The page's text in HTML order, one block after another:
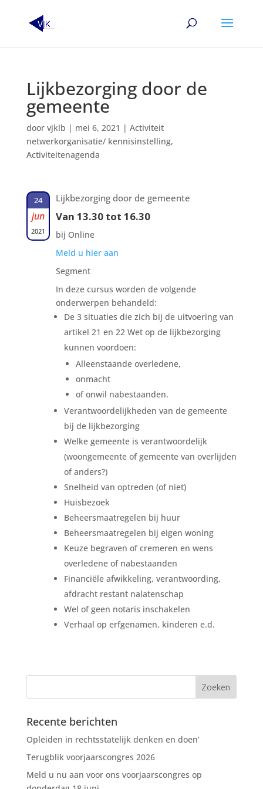
Lijkbezorging door de
gemeente
door vjklb | mei 6, 2021 | Activiteit
netwerkorganisatie/ kennisinstelling,
Activiteitenagenda
24
jun
2021
Lijkbezorging door de gemeente
Van 13.30 tot 16.30
bij Online
Meld u hier aan
Segment
In deze cursus worden de volgende
onderwerpen behandeld:
De 3 situaties die zich bij de uitvoering van
artikel 21 en 22 Wet op de lijkbezorging
kunnen voordoen:
Alleenstaande overledene,
onmacht
of onwil nabestaanden.
Verantwoordelijkheden van de gemeente
bij de lijkbezorging
Welke gemeente is verantwoordelijk
(woongemeente of gemeente van overlijden
of anders?)
Snelheid van optreden (of niet)
Huisbezoek
Beheersmaatregelen bij huur
Beheersmaatregelen bij eigen woning
Keuze begraven of cremeren en wens
overledene of nabestaanden
Financiële afwikkeling, verantwoording,
afdracht restant nalatenschap
Wel of geen notaris inschakelen
Verhaal op erfgenamen, kinderen e.d.
Recente berichten
Opleiden in rechtsstatelijk denken en doen’
Terugblik voorjaarscongres 2026
Meld u nu aan voor ons voorjaarscongres op